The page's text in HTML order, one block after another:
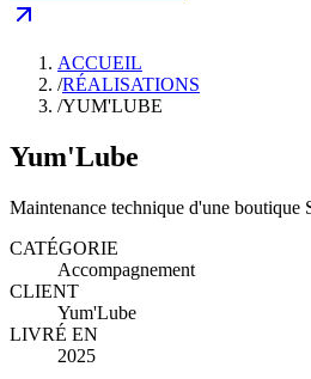
ACCUEIL
/RÉALISATIONS
/YUM'LUBE
Yum'Lube
Maintenance technique d'une boutique
CATÉGORIE
Accompagnement
CLIENT
Yum'Lube
LIVRÉ EN
2025